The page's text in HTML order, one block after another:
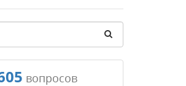
вопросов